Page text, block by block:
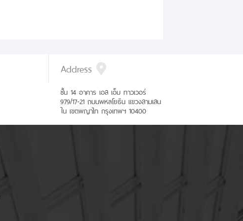
Address
ชั้น 14 อาคาร เอส เอ็ม ทาวเวอร์
979/17-21 ถนนพหลโยธิน แขวงสามเสน
ใน เขตพญาไท กรุงเทพฯ 10400